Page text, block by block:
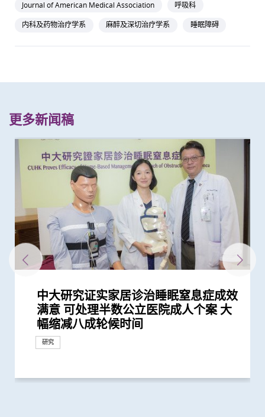
Journal of American Medical Association
呼吸科
内科及药物治疗学系
麻醉及深切治疗学系 睡眠障碍
更多新闻稿
中大研究证实家居诊治睡眠窒息症成效
满意 可处理半数公立医院成人个案 大
幅缩减八成轮候时间
研究
中大公布亚洲首项针对肥胖「睡眠窒息
症」患者生活模式研究 证实个人化辅
导疗程有效减轻病情
研究
中大医学院发现手术治疗可降低严重睡
眠窒息症儿童患者血压 术后控制体重
对管理病情同样重要
研究
新冠疫苗复必泰及科兴引发之「T细胞
反应」可有效预防不同新冠病毒变异株
引起的严重疾病
研究
港大及中大医学院联合研究发现已接种
疫苗人士 在感染新型冠状病毒变异株
Omicron后能对不同的新冠病毒变异...
研究
中大全球首个「快速眼动睡眠行为障
碍」家庭研究 揭柏金逊病家族遗传倾
向高达6倍 追踪初期症状如便秘 可提...
研究
中大医学院许树昌教授于《刺针》发表
评论新沙士文章 强调医院感染控制措
施对控制疫情极为重要
研究
中大公布本港严重人类猪型流感的最新
情况
研究
「赛马会年轻糖尿支援计划」为逾900
糖尿病年青患者提供连续血糖监测仪
数据显示有效管控血糖 大幅降低严...
健康推广计划
与牛津大学十年研究合作 中大开发首
个华人糖尿预后预测模型
研究
中大证实美沙酮於心脏手术后止痛效果
远胜吗啡 急性疼痛减轻六成 鸦片
类药物依赖性降低近七成
研究
中大医学院长达近20年追踪研究 揭示
妊娠糖尿及怀孕期血糖上升对孕妇及子
女的长期健康风险
研究
怀未足月孖胎孕妇急性主动脉撕裂 情
况极罕见危急 中大威院跨专科团队成
功为孕妇紧急修复主动脉保三命
临床服务
中大研究发现2型糖尿病对香港生产力
及经济造成重大损失 年轻群组影响尤
为严重
研究
中大银屑病关节炎研究重要突破 成功
修复受损关节骨头 亦可保护关节结构
预防变形恶化
研究
中大发现调整生活方式的介入治疗方案
可减轻近七成爱滋病病毒感染者的代谢
性脂肪肝病情
研究
中大利用肠道微生物辨别慢性肠道疾病
研究
中大发现心脏手术前进行运动复康训练
可加快病人术后康复
研究
中大医学院领导研究揭示大湾区躁郁症
患者子女 昼夜节律紊乱和精神状况演
变的症状路线图
研究
中大威院成功以单一导管同时修补二尖
瓣及三尖瓣 治疗严重心瓣倒流新突破
研究
中大利用大数据成功开发机器学习模型
精准预测老年糖尿病患者未来一年罹患
严重低血糖的风险
研究
中大推出全港首个大型睡眠健康社区推
广计划 「赛马会乐眠无忧计划」 以认
知行为治疗解决失眠问题
健康推广计划
中大为亚洲先驱引入「刺激舌下神经植
入术」治阻塞性睡眠窒息症
研究
中大研究估算在本港新冠Omicron病
毒流行期间 半数感染个案未被发现
研究
中大发现中学生接受由教师主导的心肺
复苏术训练 与医护人员主导的训练同
样有效
研究
中大发现本港每四宗成人死亡个案中一
宗与败血症相关 成人败血症发病率与
死亡率过去十年持续增加
研究
中大研究显示类风湿关节炎患者日服5
毫克皮质类固醇 出现心血管疾病的风
险增一倍
研究
中大发现新基因标记可预测糖尿病人患
冠心病风险 凸显糖尿病精准治疗的潜
力
研究
中大研究证实新冠口服药有效降低院舍
长者五成入院风险及防止病情恶化
研究
中大新技术有效评估艾滋病病毒感染者
的心脏病风险
研究
中大响应世界睡眠日2023呼吁关注睡眠
健康 睡眠问题可增加患长新冠、情绪
病及心血管病等风险
研究
中大发现年轻糖尿病前期患者患糖尿病
的终生风险高达90% 心血管疾病风险增
近70%
研究
中大研究显示持续服用RASi类药物可以
降低 2型糖尿病晚期肾病患者出现心肾
并发症的风险
研究
中大全球首证血糖波动不稳的肥胖型糖
尿病患者有较高患癌风险 并证实接受
一类常用降血压药物的糖尿病患者患...
研究
中大医学院领导国际研究显示 成人1 型
糖尿病的新症发病率较传统预期高
研究
港大及中大医学院联合研究发现 第三
剂复必泰疫苗能提供足够抗体 抵抗新
型冠状病毒变异株Omicron
研究
中大与港大医学院带领国际科研团队发
现丙肝药物可治新冠肺炎
研究
中大医学院与海外外科专家联合建议
新冠患者将手术延后七星期以减低死亡
风险
国际合作
四成港人肠道微生态失衡情况与新冠患
者类似 中大研发「微生态免疫力配
方」证有效促进新冠患者康复 有望提...
研究
中大医学院联同全球糖尿病知名专家合
作四年 为《刺针》制定糖尿病多元综
合策略
国际合作
中大研究显示糖尿病死亡率及并发症发
生率正下降 唯年轻糖尿病患者情况未
见改善
研究
中大研究显示新冠肺炎患者常见有肝脏
受损问题 建议监测患者肝功能 及早发
现病情恶化
研究
中大发现新型冠状病毒于呼吸道清除后
仍存留于粪便 计划为检疫中心隔离人
士化验粪便 及早揪出「隐形个案」减...
研究
中大医学院公布「2019新型冠状病毒社
区研究」结果
研究
中大医学院与阿斯利康首度合作糖尿病
肾病研究 制订全球应对糖尿病肾病新
策略
国际合作
患有多囊卵巢综合症华人女性的糖尿病
风险是非患病人士的4倍
研究
多元化预防衰老活动有助减低衰老状况
逾8成「前期衰老」长者逆转为「非衰
老」
研究
中大为5,000港人免费验脑 开展人口
基础研究追踪本港脑健康状况
研究
中大成立「张金菱治疗柏金逊综合症研
究中心」 跨学科研崭新方法 减慢柏金
逊病程
研究
中大研究证实低剂量三环抗抑郁药有助
改善难治性胃功能失调
研究
中大研究发现每6位糖尿病患者有1位出
现肾功能急剧下降
研究
中大研究警示怀孕妇女注意体重增幅
研究
中大研究证实银屑病关节炎患者炎症综
合指数持续达标 能降低罹患心血管疾
病风险
研究
中大研究揭示全球大肠癌发病率有年轻
化趋势
研究
中大为本港老化人口制订标准化认知测
试 及早辨识认知障碍症患者
临床服务
中大研究发现非酒精性脂肪肝诱发肝癌
的关键致癌基因
研究
中大研究揭乙肝康复者仍存罹患肝癌风
险
研究
中大公布世界首个全球「炎症性肠病」
於本世纪发病率及流行率系统性回顾研
究 发现本港发病率於过去30年急升...
研究
中大开展全球首个以「视网膜影像」筛
查华人阿兹海默症研究
研究
中大研究发现心房颤动引致中风个案15
年间上升3倍 宜及早服用抗凝血药预防
中风
研究
中大公布全球首个幽门螺旋菌流行病学
大型分析 揭全球44亿人感染 亚洲包括
香港逾半人口为带菌者
研究
中大建议所有孕妇作口服葡萄糖耐量测
试 全港两成孕妇患妊娠糖尿 研究发现
其子女糖尿病风险为同龄儿童3倍
研究
中大伙澳洲专家研究东半球炎症性肠病
获近年最大研究资助金额 势揭肠道微
生物群之谜
研究
中大研究揭示脂肪肝问题不是肥胖人士
独有
研究
中大教授成为全球首位华人获颁「世界
中风组织主席中风贡献奖」 全球首创
「脉磁激法」助中风患者复修脑部功...
奖项及荣誉
中大研究发现每5名糖尿病患者中 1人
因脂肪肝引致严重肝纤维化或肝硬化
研究
中大成立周佩芳认知障碍预防研究中心
设立一站式简易网站提供认知障碍症资
讯
研究
中大全球首项研究确认新大肠癌高风险
群组
研究
中大成立全球首个华人「早发性认知障
碍症」研究登记册
研究
中大港大率先应用3D打印技术于复杂
心脏手术
研究
中大与全球30多国专家合作研究 发现
小中风新药物疗法
研究
中大与多国中风专家领导一项全球研究
发现及早评估与治疗「小中风」可降低
七成中风风险
研究
中大就七种常见呼吸道病毒进行全港首
个流行病学分析 发现「呼吸道合胞病
毒」及「甲型流感」为两大致命病毒
研究
中大筛查发现每三名社区长者就有一人
患脑小血管病 藉世界中风日呼吁及早
预防
临床服务
中大研究「肠道微生物移植」治疗难辨
梭菌感染 治愈率为传统抗生素治疗的3
倍
研究
中大率先引入「高频信号检测」技术以
确定脑部手术范围 有效提升复杂性脑
痫症手术成效约三成
外科创新技术
中大倡议新药物治疗标准逆转脑血管硬
化
研究
中大最新研究揭示本港每年逾十万非酒
精性脂肪肝新症
研究
中大研究指朋侪关顾 可减少受情绪困
扰之糖尿患者住院百分比
研究
中大与养和医院携手研究 发现抑郁症
患者出现睡眠行为障碍或是脑退化先兆
研究
中大提倡结合房颤筛查及药物教育 助
长者减低中风风险
临床服务
社区衰老状况筛查 发现65岁或以上的
社区人口中 过半已踏入前期衰老
研究
中大发现糖尿患者患抑郁症风险为一般
人的两倍 倡以一分钟问卷及早评估糖
尿患者的精神健康状况
研究
头颈放射治疗增中风风险 中大证实
「颈动脉支架成型术」成效显著
研究
中大与理大携手在威院推行24小时远程
中风溶栓治疗服务
临床服务
中大公布香港慢性肾病透析患者就业研
究并提倡中末期患者接受透析前的早期
教育计划
研究
中大研究发现成年人及长者感染呼吸道
合胞病毒和流感病毒可致命
研究
中大公布小中风的最新药物治疗方法
研究
香港和澳门的炎症性肠病新增个案高踞
亚太区首三位 中大成立资料库助市民
增加认知
研究
中大制订肝癌风险评估指数 准确预测
乙肝病人的肝癌风险
研究
中文大学与上海交通大学成功发现预测
中国人糖尿病的基因标记
研究
中大率先采用三维心脏超声波以识别高
风险二尖瓣脱垂患者
研究
中文大学举办「沙士十年 — 医护专业
人员研讨会」 回顾与前瞻 提升防治
传染病工作
研讨会
中大建议以舒缓性手法护理末期脑退化
症患者的吞咽困难
研究
中大研究发现摄取过量盐份会导致高血
压及增加中风机会
研究
中大展开全港睡眠健康教育及改善计划
建立健康睡眠及健康校园生活
健康推广计划
中大及港大研究团队携手成功发现脑痫
新基因标记
研究
中大率亚洲肾科专家倡议慢性肾病早期
诊断计划
研究
中大证实为颈血管狭窄进行支架成型治
疗及 为心脏衰竭患者植入心脏肌肉收
缩调节器成效显着
研究
中大三名学者获颁本年度裘槎基金会优
秀科研者奖
奖项及荣誉